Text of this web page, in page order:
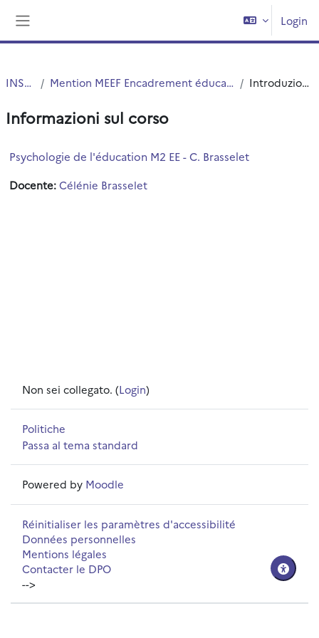
Login
INSPE Mention MEEF Encadrement éducatif Introduzione
Informazioni sul corso
Psychologie de l'éducation M2 EE - C. Brasselet
Docente:Célénie Brasselet
Non sei collegato. (Login)
Politiche
Passa al tema standard
Powered by Moodle
Réinitialiser les paramètres d'accessibilité
Données personnelles
Mentions légales
Contacter le DPO
-->